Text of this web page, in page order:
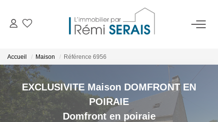
VENDRE
Accueil Maison Référence 6956
EXCLUSIVITE Maison DOMFRONT EN
POIRAIE
Domfront en poiraie